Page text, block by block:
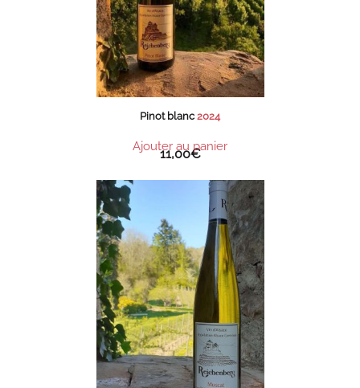
Pinot blanc 2024
11,00€
Ajouter au panier